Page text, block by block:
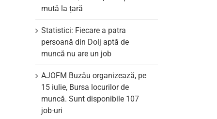
mută la țară
Statistici: Fiecare a patra
persoană din Dolj aptă de
muncă nu are un job
AJOFM Buzău organizează, pe
15 iulie, Bursa locurilor de
muncă. Sunt disponibile 107
job-uri